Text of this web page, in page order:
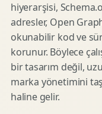
hiyerarşisi,
adresler, Open
okunabilir kod ve
korunur. Böylece
bir tasarım değil,
marka yönetimini
haline gelir.